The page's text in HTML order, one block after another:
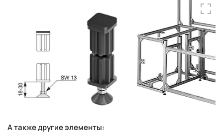
А также другие элементы: